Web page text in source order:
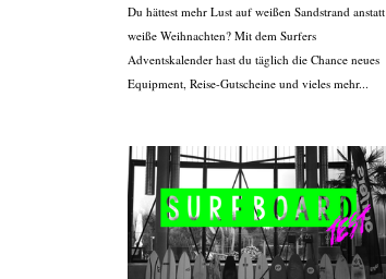
Du hättest mehr Lust auf weißen Sandstrand anstatt
weiße Weihnachten? Mit dem Surfers
Adventskalender hast du täglich die Chance neues
Equipment, Reise-Gutscheine und vieles mehr...